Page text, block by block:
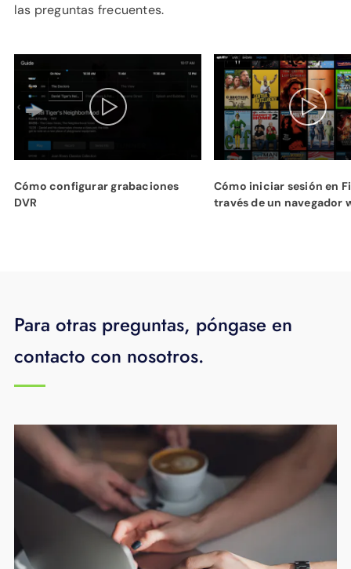
las preguntas frecuentes.
Cómo configurar grabaciones
DVR
Cómo iniciar sesión en
través de un navegador
Para otras preguntas, póngase en
contacto con nosotros.